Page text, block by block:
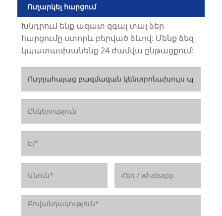
Ուղարկել հարցում
Խնդրում ենք ազատ զգալ տալ ձեր
հարցումը ստորև բերված ձևով: Մենք ձեզ
կպատասխանենք 24 ժամվա ընթացքում: